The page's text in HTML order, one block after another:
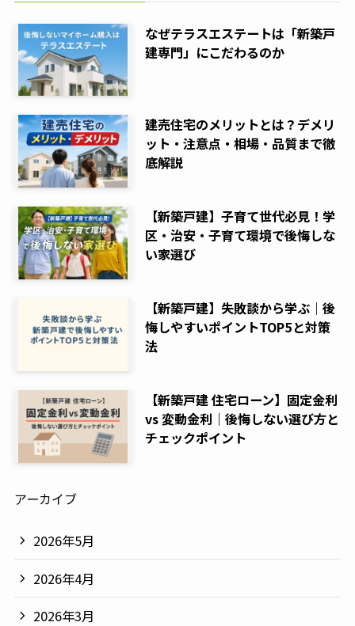
なぜテラスエステートは「新築戸
建専門」にこだわるのか
建売住宅のメリットとは？デメリ
ット・注意点・相場・品質まで徹
底解説
【新築戸建】子育て世代必見！学
区・治安・子育て環境で後悔しな
い家選び
【新築戸建】失敗談から学ぶ｜後
悔しやすいポイントTOP5と対策
法
【新築戸建 住宅ローン】固定金利
vs 変動金利｜後悔しない選び方と
チェックポイント
アーカイブ
2026年5月
2026年4月
2026年3月